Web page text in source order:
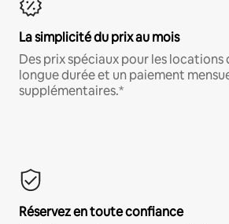
La simplicité du prix au mois
Des prix spéciaux pour les locations
longue durée et un paiement
supplémentaires.*
Réservez en toute confiance